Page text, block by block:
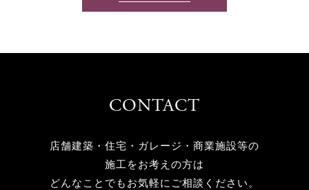
CONTACT
店舗建築・住宅・ガレージ・商業施設等の
施工をお考えの方は
どんなことでもお気軽にご相談ください。